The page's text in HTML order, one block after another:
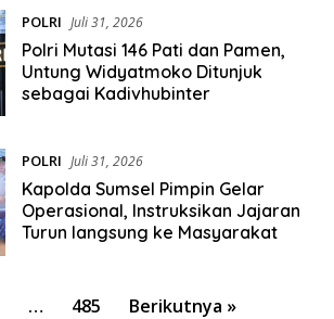
POLRI Juli 31, 2026
Polri Mutasi 146 Pati dan Pamen,
Untung Widyatmoko Ditunjuk
sebagai Kadivhubinter
POLRI Juli 31, 2026
Kapolda Sumsel Pimpin Gelar
Operasional, Instruksikan Jajaran
Turun langsung ke Masyarakat
… 485 Berikutnya »